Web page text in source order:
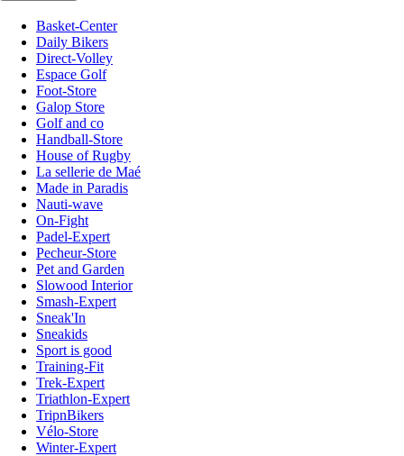
Basket-Center
Daily Bikers
Direct-Volley
Espace Golf
Foot-Store
Galop Store
Golf and co
Handball-Store
House of Rugby
La sellerie de Maé
Made in Paradis
Nauti-wave
On-Fight
Padel-Expert
Pecheur-Store
Pet and Garden
Slowood Interior
Smash-Expert
Sneak'In
Sneakids
Sport is good
Training-Fit
Trek-Expert
Triathlon-Expert
TripnBikers
Vélo-Store
Winter-Expert